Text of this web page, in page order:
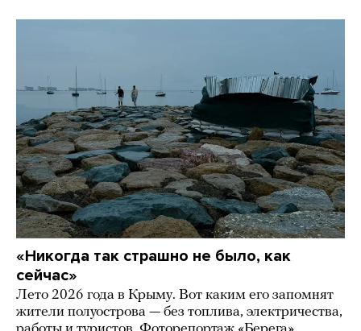
«Никогда так страшно не было, как
сейчас»
Лето 2026 года в Крыму. Вот каким его запомнят
жители полуострова — без топлива, электричества,